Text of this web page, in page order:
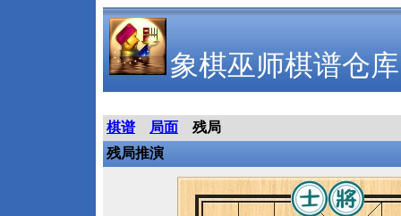
象棋巫师棋谱仓库
棋谱 局面
残局
残局推演